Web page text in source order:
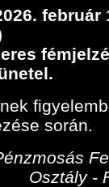
február
során.
Osztály -